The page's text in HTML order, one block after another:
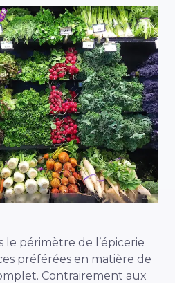
le périmètre de l’épicerie
préférées en matière de
Contrairement aux